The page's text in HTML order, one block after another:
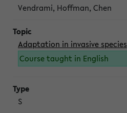
Vendrami, Hoffman, Chen
Adaptation in invasive species
Course taught in English
S